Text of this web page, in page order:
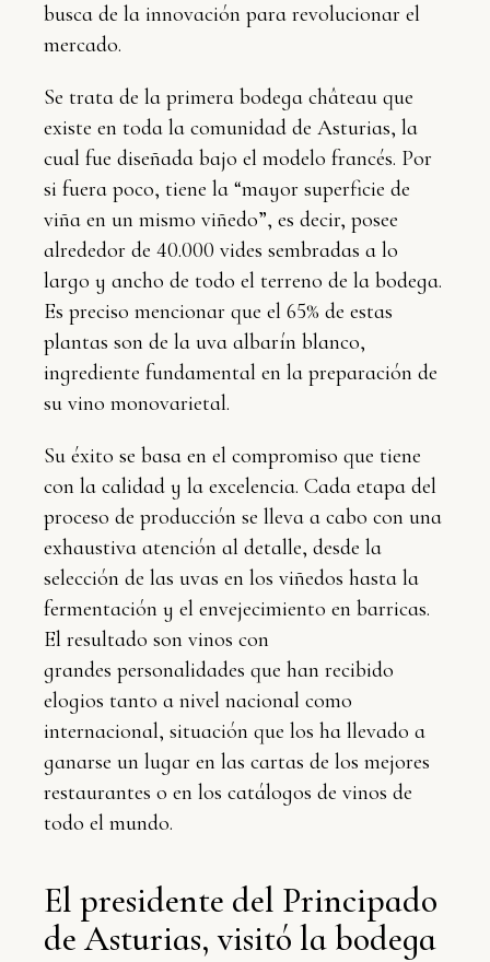
busca de la innovación para revolucionar el
mercado.
Se trata de la primera bodega château que
existe en toda la comunidad de Asturias, la
cual fue diseñada bajo el modelo francés. Por
si fuera poco, tiene la “mayor superficie de
viña en un mismo viñedo”, es decir, posee
alrededor de 40.000 vides sembradas a lo
largo y ancho de todo el terreno de la bodega.
Es preciso mencionar que el 65% de estas
plantas son de la uva albarín blanco,
ingrediente fundamental en la preparación de
su vino monovarietal.
Su éxito se basa en el compromiso que tiene
con la calidad y la excelencia. Cada etapa del
proceso de producción se lleva a cabo con una
exhaustiva atención al detalle, desde la
selección de las uvas en los viñedos hasta la
fermentación y el envejecimiento en barricas.
El resultado son vinos con
grandes personalidades que han recibido
elogios tanto a nivel nacional como
internacional, situación que los ha llevado a
ganarse un lugar en las cartas de los mejores
restaurantes o en los catálogos de vinos de
todo el mundo.
El presidente del Principado
de Asturias, visitó la bodega